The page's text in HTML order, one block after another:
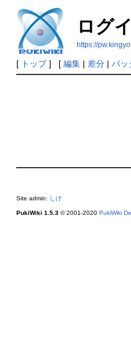
ログ
https://
[ トップ] [ 編集| 差分| バッ
Site admin: しげ
PukiWiki 1.5.3© 2001-2020 PukiWiki